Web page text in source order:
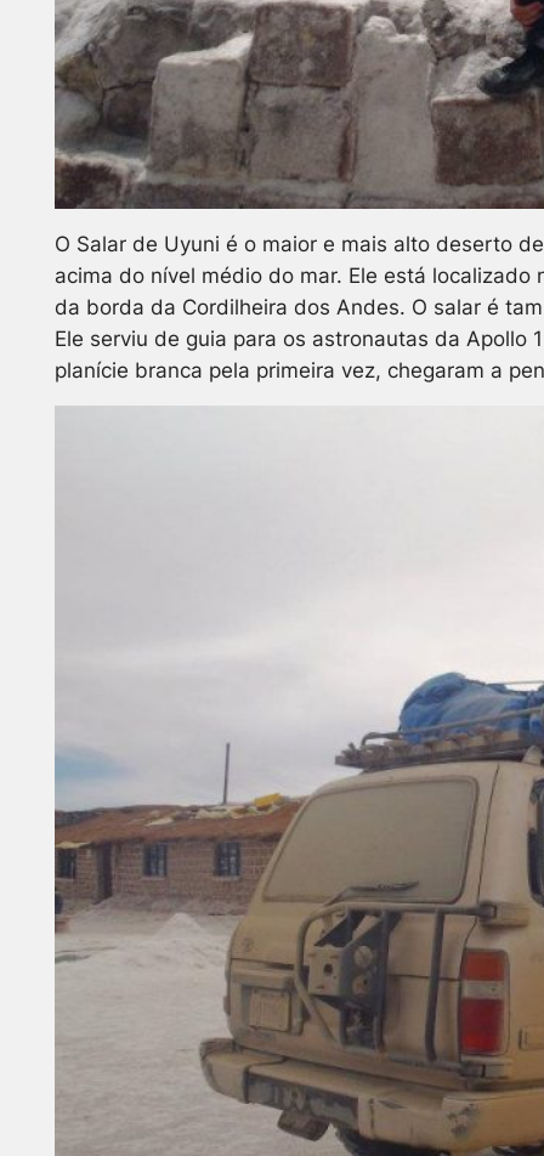
O Salar de Uyuni é o maior e mais alto deserto
acima do nível médio do mar. Ele está
da borda da Cordilheira dos Andes. O salar é
Ele serviu de guia para os astronautas da Apollo
planície branca pela primeira vez, chegaram a